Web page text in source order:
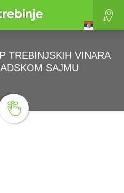
TREBINJSKIH VINARA
SAJMU